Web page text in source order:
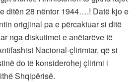
ditën 28 nëntor 1944….! Datë kjo e
origjinal pa e përcaktuar si ditë
nga diskutimet e anëtarëve të
Nacional-çlirimtar, që si
do të konsiderohej çlirimi i
Shqipërisë.